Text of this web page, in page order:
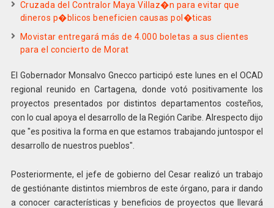
Cruzada del Contralor Maya Villaz�n para evitar que
dineros p�blicos beneficien causas pol�ticas
Movistar entregará más de 4.000 boletas a sus clientes
para el concierto de Morat
El Gobernador Monsalvo Gnecco participó este lunes en el OCAD
regional reunido en Cartagena, donde votó positivamente los
proyectos presentados por distintos departamentos costeños,
con lo cual apoya el desarrollo de la Región Caribe. Alrespecto dijo
que "es positiva la forma en que estamos trabajando juntospor el
desarrollo de nuestros pueblos".
Posteriormente, el jefe de gobierno del Cesar realizó un trabajo
de gestiónante distintos miembros de este órgano, para ir dando
a conocer características y beneficios de proyectos que llevará